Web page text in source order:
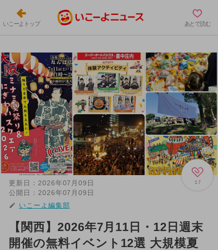
いこーよトップ あとで読む
17
更新日： 2026年07月09日
公開日： 2026年07月09日
いこーよ編集部
【関西】2026年7月11日・12日週末
開催の無料イベント12選 大規模夏